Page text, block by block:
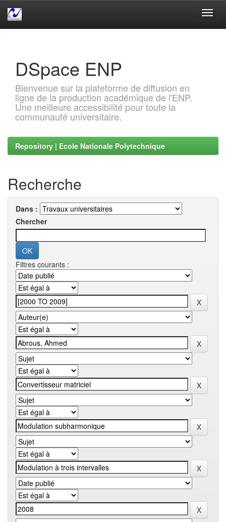
DSpace ENP
Bienvenue sur la plateforme de diffusion en
ligne de la production académique de l'ENP.
Une meilleure accessibilité pour toute la
communauté universitaire.
Repository | Ecole Nationale Polytechnique
Recherche
Dans :
Chercher
Filtres courants :